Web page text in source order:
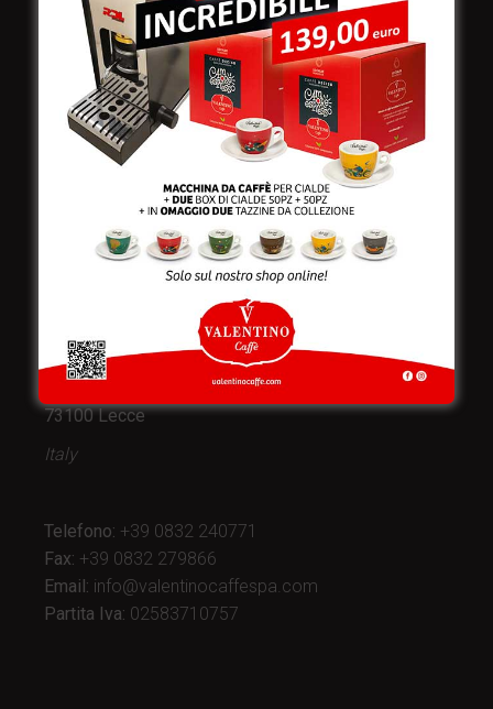
Valentino Caffè Spa
Viale Croazia 8 (Z.I.)
73100 Lecce
Italy
Telefono: +39 0832 240771
Fax: +39 0832 279866
Email: info@valentinocaffespa.com
Partita Iva: 02583710757